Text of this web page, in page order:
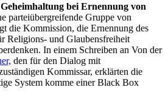
bei Ernennung von
parteiübergreifende Gruppe von
die Kommission, die Ernennung des
Religions- und Glaubensfreiheit
In einem Schreiben an Von der
den für den Dialog mit
Kommissar, erklärten die
System komme einer Black Box